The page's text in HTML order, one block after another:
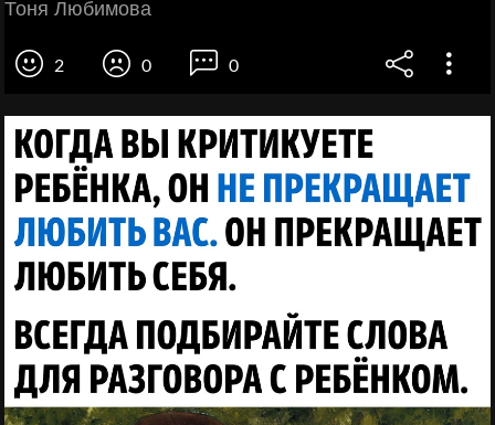
Тоня Любимова
2 0 0